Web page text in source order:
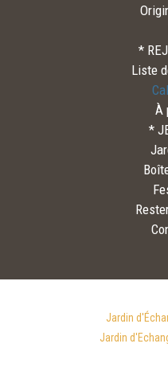
*
Liste
À
*
Jardin
Jardin